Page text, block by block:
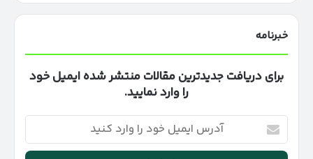
خبرنامه
برای دریافت جدیدترین مقالات منتشر شده ایمیل خود
را وارد نمایید.
آدرس
ایمیل
خود